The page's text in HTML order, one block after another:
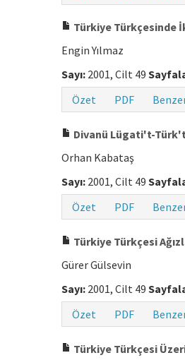
Türkiye Türkçesinde
Engin Yılmaz
Sayı: 2001, Cilt 49
Özet
PDF
Divanü Lügati't-
Orhan Kabataş
Sayı: 2001, Cilt 49
Özet
PDF
Türkiye Türkçesi
Gürer Gülsevin
Sayı: 2001, Cilt 49
Özet
PDF
Türkiye Türkçesi